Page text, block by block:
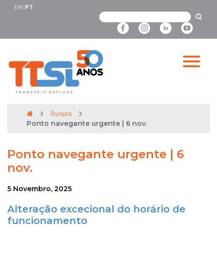
EN PT
Avisos
Ponto navegante urgente | 6 nov.
Ponto navegante urgente | 6
nov.
5 Novembro, 2025
Alteração excecional do horário de
funcionamento